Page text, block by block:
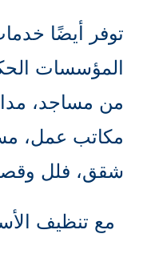
توفر أيضًا
المؤسسات
من مساجد،
مكاتب عمل،
شقق، فلل
مع تنظيف